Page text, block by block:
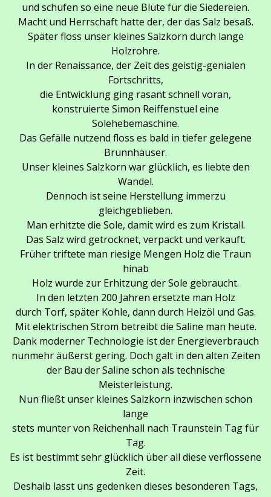
und schufen so eine neue Blüte für die Siedereien.
Macht und Herrschaft hatte der, der das Salz besaß.
Später floss unser kleines Salzkorn durch lange
Holzrohre.
In der Renaissance, der Zeit des geistig-genialen
Fortschritts,
die Entwicklung ging rasant schnell voran,
konstruierte Simon Reiffenstuel eine
Solehebemaschine.
Das Gefälle nutzend floss es bald in tiefer gelegene
Brunnhäuser.
Unser kleines Salzkorn war glücklich, es liebte den
Wandel.
Dennoch ist seine Herstellung immerzu
gleichgeblieben.
Man erhitzte die Sole, damit wird es zum Kristall.
Das Salz wird getrocknet, verpackt und verkauft.
Früher triftete man riesige Mengen Holz die Traun
hinab
Holz wurde zur Erhitzung der Sole gebraucht.
In den letzten 200 Jahren ersetzte man Holz
durch Torf, später Kohle, dann durch Heizöl und Gas.
Mit elektrischen Strom betreibt die Saline man heute.
Dank moderner Technologie ist der Energieverbrauch
nunmehr äußerst gering. Doch galt in den alten Zeiten
der Bau der Saline schon als technische
Meisterleistung.
Nun fließt unser kleines Salzkorn inzwischen schon
lange
stets munter von Reichenhall nach Traunstein Tag für
Tag.
Es ist bestimmt sehr glücklich über all diese verflossene
Zeit.
Deshalb lasst uns gedenken dieses besonderen Tags,